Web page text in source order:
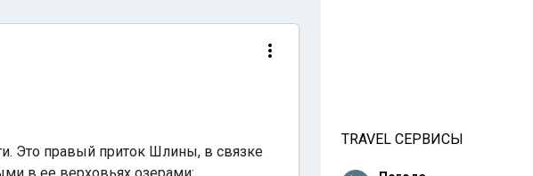
Это правый приток Шлины, в связке
TRAVEL СЕРВИСЫ